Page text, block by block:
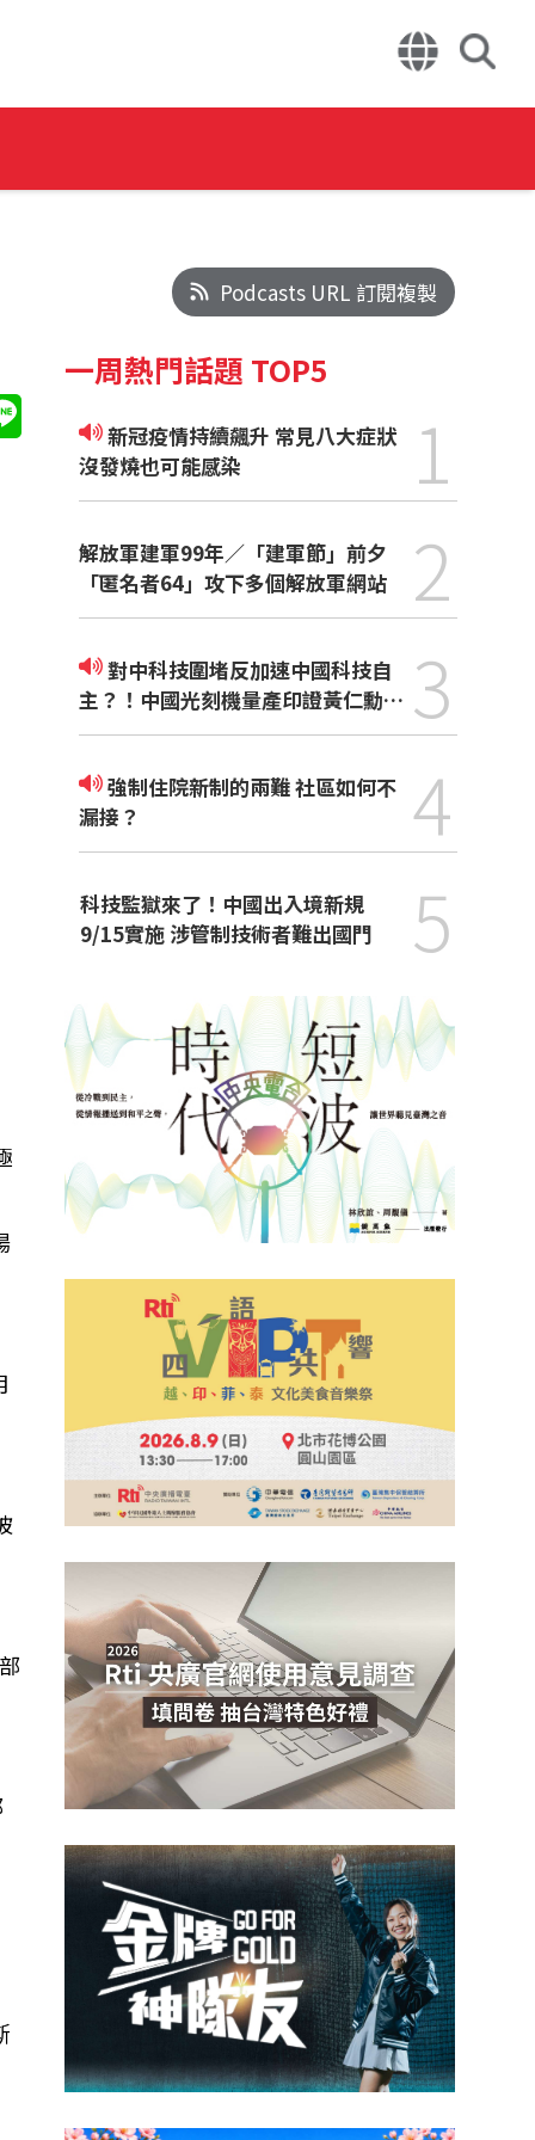
Podcasts URL 訂閱複製
一周熱門話題 TOP5
新冠疫情持續飆升 常見八大症狀
沒發燒也可能感染
1
解放軍建軍99年／「建軍節」前夕
「匿名者64」攻下多個解放軍網站
2
對中科技圍堵反加速中國科技自
主？！中國光刻機量產印證黃仁勳觀
點
3
強制住院新制的兩難 社區如何不
漏接？
4
科技監獄來了！中國出入境新規
9/15實施 涉管制技術者難出國門
5